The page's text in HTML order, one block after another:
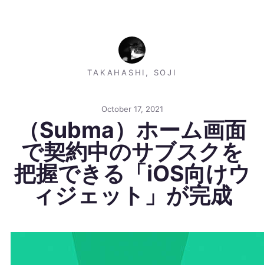
TAKAHASHI, SOJI
October 17, 2021
（Subma）ホーム画面
で契約中のサブスクを
把握できる「iOS向けウ
ィジェット」が完成